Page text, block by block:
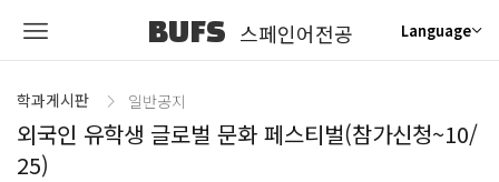
BUFS 스페인어전공 Language
학과게시판 일반공지
외국인 유학생 글로벌 문화 페스티벌(참가신청~10/
25)